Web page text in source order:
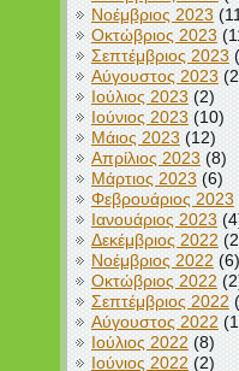
Νοέμβριος 2023
Οκτώβριος 2023
Σεπτέμβριος 2023
Αύγουστος 2023
Ιούλιος 2023(2)
Ιούνιος 2023(10)
Μάιος 2023 (12)
Απρίλιος 2023 (8)
Μάρτιος 2023 (6)
Φεβρουάριος 2023
Ιανουάριος 2023
Δεκέμβριος 2022
Νοέμβριος 2022 (6)
Οκτώβριος 2022
Σεπτέμβριος 2022
Αύγουστος 2022
Ιούλιος 2022 (8)
Ιούνιος 2022 (2)